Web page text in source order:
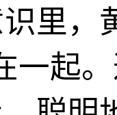
里，
一起